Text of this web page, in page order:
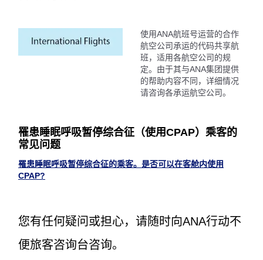
使用ANA航班号运营的合作
航空公司承运的代码共享航
班，适用各航空公司的规
定。由于其与ANA集团提供
的帮助内容不同，详细情况
请咨询各承运航空公司。
罹患睡眠呼吸暂停综合征（使用CPAP）乘客的
常见问题
罹患睡眠呼吸暂停综合征的乘客。是否可以在客舱内使用
CPAP?
您有任何疑问或担心，请随时向ANA行动不
便旅客咨询台咨询。